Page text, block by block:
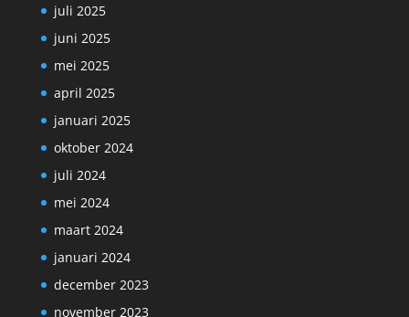
juli 2025
juni 2025
mei 2025
april 2025
januari 2025
oktober 2024
juli 2024
mei 2024
maart 2024
januari 2024
december 2023
november 2023